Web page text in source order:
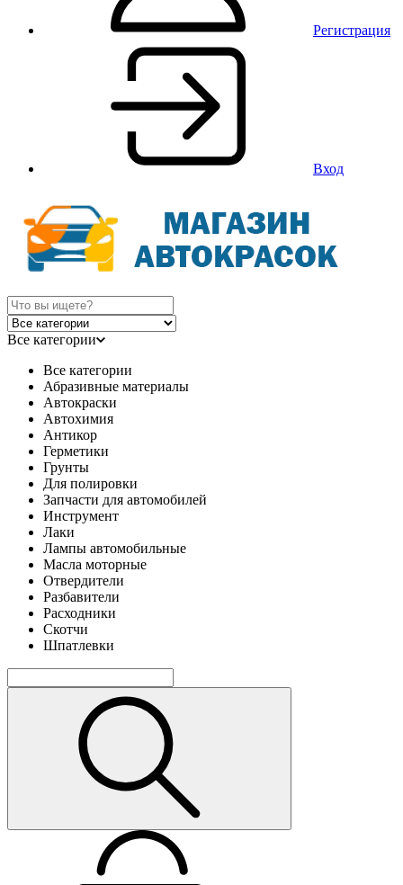
Регистрация
Вход
Все категории
Все категории
Абразивные материалы
Автокраски
Автохимия
Антикор
Герметики
Грунты
Для полировки
Запчасти для автомобилей
Инструмент
Лаки
Лампы автомобильные
Масла моторные
Отвердители
Разбавители
Расходники
Скотчи
Шпатлевки